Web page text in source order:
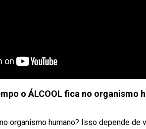
o ÁLCOOL fica no organismo
organismo humano? Isso depende